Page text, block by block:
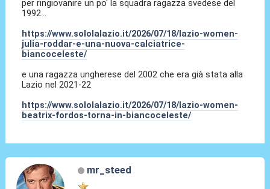
per ringiovanire un po' la squadra ragazza svedese del
1992...
https://www.sololalazio.it/2026/07/18/lazio-women-
julia-roddar-e-una-nuova-calciatrice-
biancoceleste/
e una ragazza ungherese del 2002 che era già stata alla
Lazio nel 2021-22
https://www.sololalazio.it/2026/07/18/lazio-women-
beatrix-fordos-torna-in-biancoceleste/
mr_steed